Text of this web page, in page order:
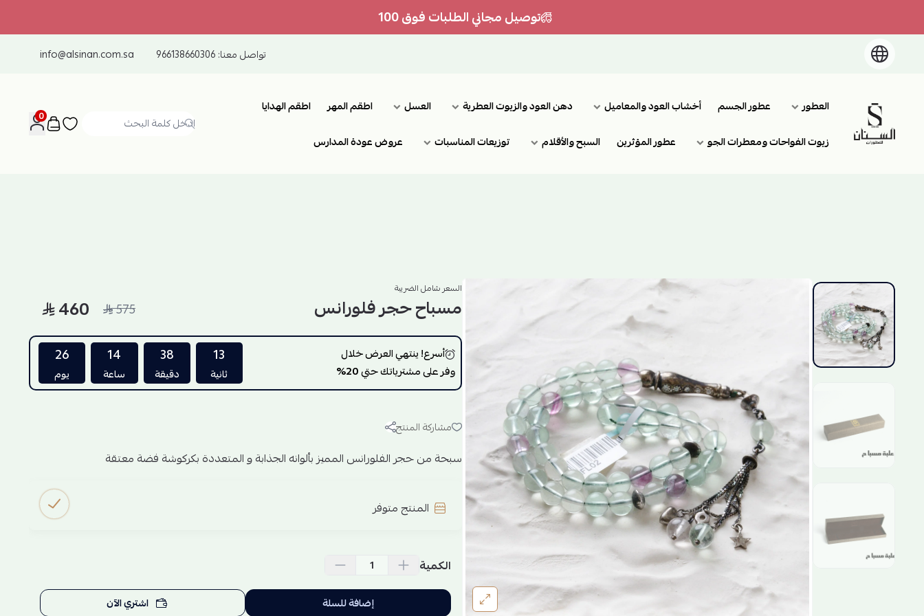
توصيل مجاني الطلبات فوق 100
تواصل معنا:966138660306
info@alsinan.com.sa
السنان للعطور والعسل الطبيعي
العطور عطور الجسم أخشاب العود والمعاميل دهن العود والزيوت العطرية العسل اطقم المهر
اطقم الهدايا
زيوت الفواحات ومعطرات الجو
عطور المؤثرين السبح والأقلام توزيعات المناسبات عروض عودة المدارس
0
السعر شامل الضريبة
مسباح حجر فلورانس 575
460
أسرع! ينتهي العرض خلال
وفر على مشترياتك حتي20%
12
ثانية
38
دقيقة
14
ساعة
26
يوم
مشاركة المنتج
سبحة من حجر الفلورانس المميز بألوانه الجذابة و المتعددة بكركوشة فضة معتقة
المنتج متوفر
الكمية
إضافة للسلة اشتري الآن